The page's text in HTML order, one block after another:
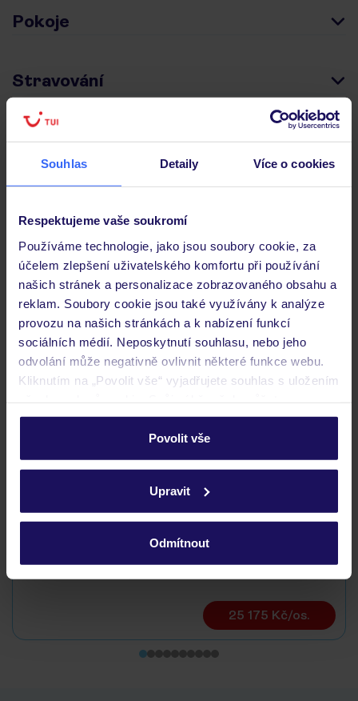
Souhlas Detaily Více o cookies
Respektujeme vaše soukromí
Používáme technologie, jako jsou soubory cookie, za
účelem zlepšení uživatelského komfortu při používání
našich stránek a personalizace zobrazovaného obsahu a
reklam. Soubory cookie jsou také využívány k analýze
provozu na našich stránkách a k nabízení funkcí
sociálních médií. Neposkytnutí souhlasu, nebo jeho
odvolání může negativně ovlivnit některé funkce webu.
Kliknutím na „Povolit vše“ vyjadřujete souhlas s uložením
personalizovat v sekci „Personalizace“.
Podrobné informace o souborech cookie naleznete v
ochrany osobních údajů.
Povolit vše
Upravit
Odmítnout
Pokoje
Stravování
Důležité informace
Budeme ubytováni ihned po příjezdu do hotelu?
Kam jít po přistání a vyzvednutí zavazadel?
Zobrazit další
Objevte další hotely v okolí
Bahia Principe Explore San Felipe
25 175 Kč/os.